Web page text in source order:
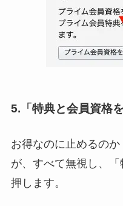
5.「特典と会員資格を
お得なのに止めるの
が、すべて無視し、
押します。